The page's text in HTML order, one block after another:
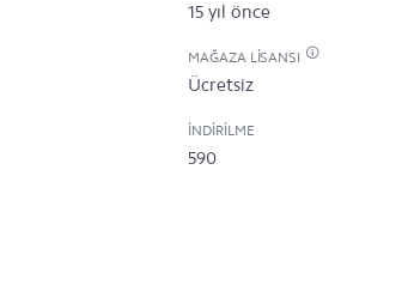
15 yıl önce
MAĞAZA LISANSI
Ücretsiz
İNDIRILME
590